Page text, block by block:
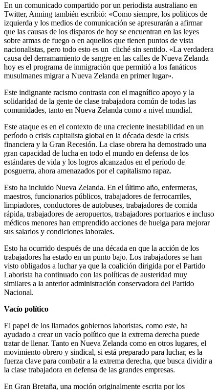
En un comunicado compartido por un periodista australiano en
Twitter, Anning también escribió: «Como siempre, los políticos de
izquierda y los medios de comunicación se apresurarán a afirmar
que las causas de los disparos de hoy se encuentran en las leyes
sobre armas de fuego o en aquellos que tienen puntos de vista
nacionalistas, pero todo esto es un cliché sin sentido. «La verdadera
causa del derramamiento de sangre en las calles de Nueva Zelanda
hoy es el programa de inmigración que permitió a los fanáticos
musulmanes migrar a Nueva Zelanda en primer lugar».
Este indignante racismo contrasta con el magnífico apoyo y la
solidaridad de la gente de clase trabajadora común de todas las
comunidades, tanto en Nueva Zelanda como a nivel mundial.
Este ataque es en el contexto de una creciente inestabilidad en un
período o crisis capitalista global en la década desde la crisis
financiera y la Gran Recesión. La clase obrera ha demostrado una
gran capacidad de lucha en todo el mundo en defensa de los
estándares de vida y los logros alcanzados en el período de
posguerra, ahora amenazados por el capitalismo rapaz.
Esto ha incluido Nueva Zelanda. En el último año, enfermeras,
maestros, funcionarios públicos, trabajadores de ferrocarriles,
limpiadores, conductores de autobuses, trabajadores de comida
rápida, trabajadores de aeropuertos, trabajadores portuarios e incluso
médicos menores han emprendido acciones de huelga para mejorar
sus salarios y condiciones laborales.
Esto ha ocurrido después de una década en que la acción de los
trabajadores ha estado en un punto bajo. Los trabajadores se han
visto obligados a luchar ya que la coalición dirigida por el Partido
Laborista ha continuado con las políticas de austeridad muy
similares a la anterior administración conservadora del Partido
Nacional.
Vacío político
El papel de los llamados gobiernos laboristas, como este, ha
ayudado a crear un vacío político que la extrema derecha puede
tratar de llenar. Tanto en Nueva Zelanda como en otros lugares, el
movimiento obrero y sindical, si está preparado para luchar, es la
fuerza clave para combatir a la extrema derecha, que busca dividir a
la clase trabajadora en defensa de las grandes empresas.
En Gran Bretaña, una moción originalmente escrita por los